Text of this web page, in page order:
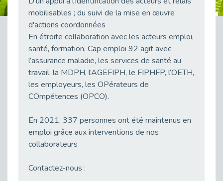
L’équipe de Cap Emploi 92 s’agrandit : Bienvenue à Charmila, Khoudia et Fadila !
Publié le 20/04/2026
[RETOUR SUR] Une session de recrutement inclusive réussie à Asnières !
Publié le 20/04/2026
Emploi et Handicap : Une alliance de style entre Cap Emploi 92 et La Cravate Solidaire
Publié le 20/04/2026
Recrutement et Handicap : Et si vous testiez avant de vous engager ?
Publié le 13/04/2026
mobilisables ; du suivi de la mise en œuvre
d'actions coordonnées
En étroite collaboration avec les acteurs emploi,
santé, formation, Cap emploi 92 agit avec
l’assurance maladie, les services de santé au
travail, la MDPH, l’AGEFIPH, le FIPHFP, l’OETH,
les employeurs, les OPérateurs de
COmpétences (OPCO).
En 2021, 337 personnes ont été maintenus en
emploi grâce aux interventions de nos
collaborateurs
Contactez-nous :